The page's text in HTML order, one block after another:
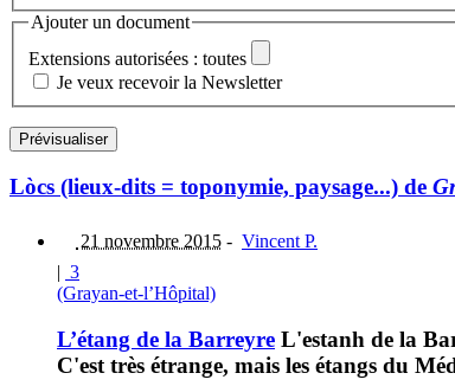
Ajouter un document
Extensions autorisées : toutes
Je veux recevoir la Newsletter
Lòcs (lieux-dits = toponymie, paysage...) de
21 novembre 2015 - Vincent P.
| 3
(Grayan-et-l’Hôpital)
L’étang de la Barreyre L'estanh de la
C'est très étrange, mais les étangs du